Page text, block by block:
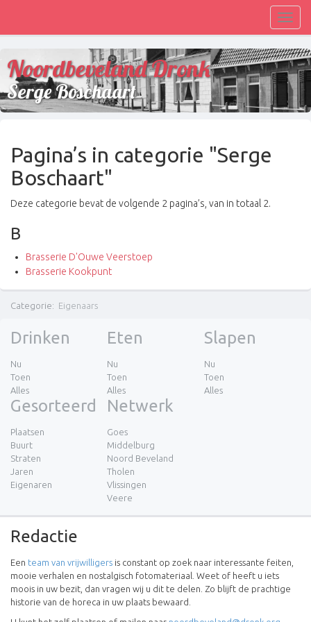
Noordbeveland Dronk
Serge Boschaart
Pagina’s in categorie "Serge
Boschaart"
Deze categorie bevat de volgende 2 pagina’s, van in totaal 2.
B
Brasserie D'Ouwe Veerstoep
Brasserie Kookpunt
Categorie: Eigenaars
Drinken
Nu
Toen
Alles
Eten
Nu
Toen
Alles
Slapen
Nu
Toen
Alles
Gesorteerd
Plaatsen
Buurt
Straten
Jaren
Eigenaren
Netwerk
Goes
Middelburg
Noord Beveland
Tholen
Vlissingen
Veere
Redactie
Een team van vrijwilligers is constant op zoek naar interessante feiten,
mooie verhalen en nostalgisch fotomateriaal. Weet of heeft u iets
moois in uw bezit, dan vragen wij u dit te delen. Zo blijft de prachtige
historie van de horeca in uw plaats bewaard.